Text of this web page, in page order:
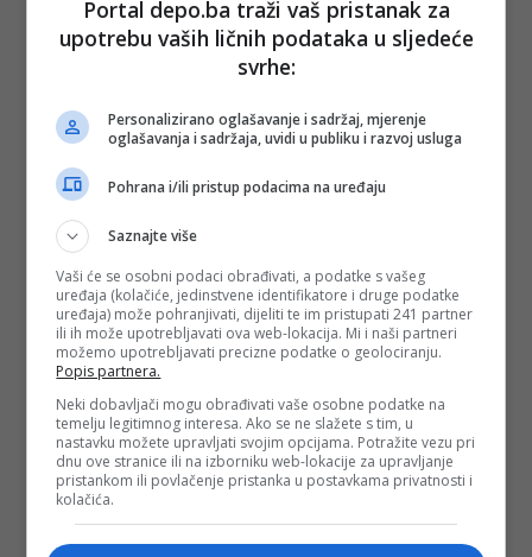
PODIJELI NA
Portal depo.ba traži vaš pristanak za
upotrebu vaših ličnih podataka u sljedeće
svrhe:
Personalizirano oglašavanje i sadržaj, mjerenje
oglašavanja i sadržaja, uvidi u publiku i razvoj usluga
Pohrana i/ili pristup podacima na uređaju
Saznajte više
Vaši će se osobni podaci obrađivati, a podatke s vašeg
uređaja (kolačiće, jedinstvene identifikatore i druge podatke
uređaja) može pohranjivati, dijeliti te im pristupati 241 partner
ili ih može upotrebljavati ova web-lokacija. Mi i naši partneri
možemo upotrebljavati precizne podatke o geolociranju.
Popis partnera.
Neki dobavljači mogu obrađivati vaše osobne podatke na
temelju legitimnog interesa. Ako se ne slažete s tim, u
nastavku možete upravljati svojim opcijama. Potražite vezu pri
dnu ove stranice ili na izborniku web-lokacije za upravljanje
pristankom ili povlačenje pristanka u postavkama privatnosti i
kolačića.